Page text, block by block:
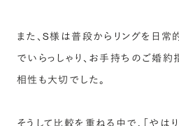
また、S様は普段からリングを日
でいらっしゃり、お手持ちのご婚
相性も大切でした。
そうして比較を重ねる中で、「やは